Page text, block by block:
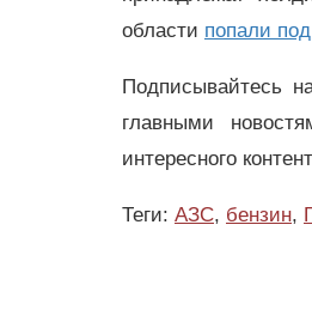
области попали
Подписывайтесь
главными
интересного
Теги: АЗС, бензин,